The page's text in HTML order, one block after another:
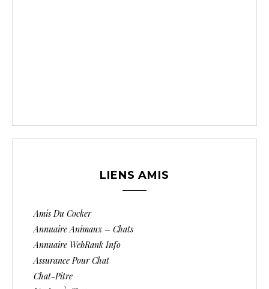
LIENS AMIS
Amis Du Cocker
Annuaire Animaux – Chats
Annuaire WebRank Info
Assurance Pour Chat
Chat-Pitre